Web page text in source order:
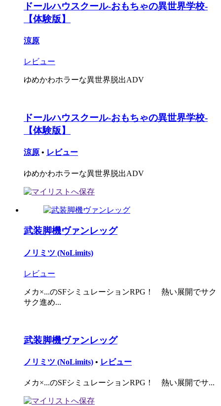
ドールハウスクール-おもちゃの異世界学校-
【体験版】
涼原
レビュー
ゆめかわホラーな異世界脱出ADV
ドールハウスクール-おもちゃの異世界学校-
【体験版】
涼原 • レビュー
ゆめかわホラーな異世界脱出ADV
武装脚機ヴァンレッグ
ノリミツ (NoLimits)
レビュー
メカ×...のSFシミュレーションRPG！ 熱い展開でサク
サク進め...
武装脚機ヴァンレッグ
ノリミツ (NoLimits) • レビュー
メカ×...のSFシミュレーションRPG！ 熱い展開でサ...